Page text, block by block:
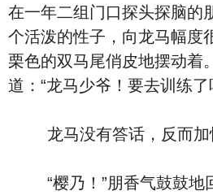
在一年二组门口探头探脑的
个活泼的性子，向龙马幅度
栗色的双马尾俏皮地摆动着
道：“龙马少爷！要去训练了
龙马没有答话，反而加
“樱乃！”朋香气鼓鼓地